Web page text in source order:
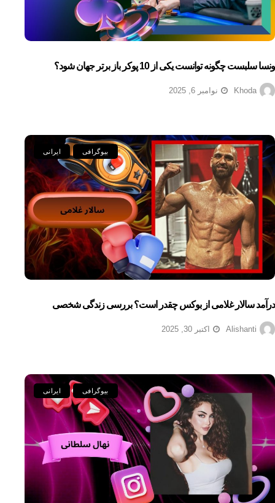
ونسا سلبست چگونه توانست یکی از 10 پوکر باز برتر جهان شود؟
Khoda نوامبر 6, 2025
ایرانی بیوگرافی
درآمد سالار غلامی از بوکس چقدر است؟ بررسی زندگی شخصی
Alishanti اکتبر 30, 2025
ایرانی بیوگرافی